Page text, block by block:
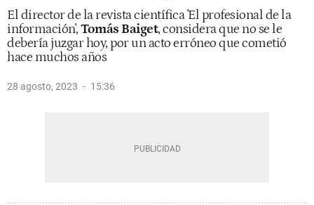
El director de la revista científica 'El profesional de la
información',Tomás Baiget, considera que no se le
debería juzgar hoy, por un acto erróneo que cometió
hace muchos años
28 agosto, 2023 15:36